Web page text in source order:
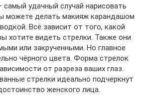
самый удачный случай нарисовать
можете делать макияж карандашом
Всё зависит от того, какой
хотите видеть стрелки. Также они
или закрученными. Но главное
чёрного цвета. Форма стрелок
от разреза ваших глаз.
стрелки идеально подчеркнут
женского лица.